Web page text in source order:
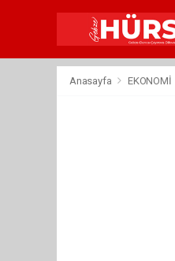
Anasayfa EKONOMİ